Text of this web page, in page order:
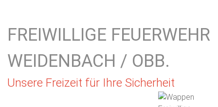
FREIWILLIGE FEUERWEHR
WEIDENBACH / OBB.
Unsere Freizeit für Ihre Sicherheit